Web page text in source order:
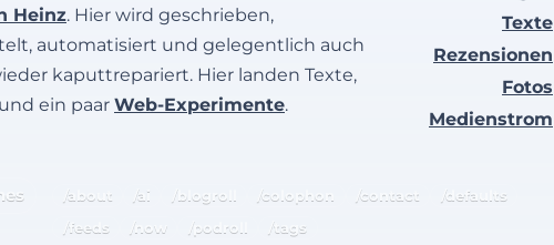
Heinz. Hier wird geschrieben,
automatisiert und gelegentlich auch
kaputtrepariert. Hier landen Texte,
ein paar Web-Experimente.
Texte
Rezensionen
Fotos
Medienstrom
/about /ai /blogroll /colophon /contact
/defaults
/feeds
/now /podroll /tags